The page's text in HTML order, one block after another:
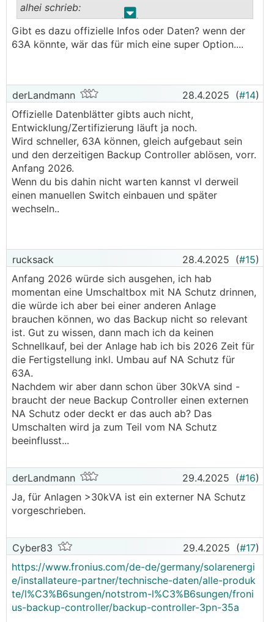
. .
alhei schrieb:
──────..
derLandmann schrieb: Mit dem größeren Backup
hast du dazu nähere Infos? Gibt es da irgendwo
auch ein Datenblatt? Gefunden habe ich nichts..
Würde er dann quasi "unterbrechungsfrei"
umschalten und gleichzeitig keinen zweiten
Anschluss dafür benötigen (AC-in, AC-out)?
───────────────
Jap, Anschlüsse sind gleich wie beim derzeitigen
Backup Controller, nur schneller und mehr
Gibt es dazu offizielle Infos oder Daten? wenn der
63A könnte, wär das für mich eine super Option....
derLandmann 28.4.2025 (#14)
Offizielle Datenblätter gibts auch nicht,
Entwicklung/Zertifizierung läuft ja noch.
Wird schneller, 63A können, gleich aufgebaut sein
und den derzeitigen Backup Controller ablösen, vorr.
Anfang 2026.
Wenn du bis dahin nicht warten kannst vl derweil
einen manuellen Switch einbauen und später
wechseln..
rucksack 28.4.2025 (#15)
Anfang 2026 würde sich ausgehen, ich hab
momentan eine Umschaltbox mit NA Schutz drinnen,
die würde ich aber bei einer anderen Anlage
brauchen können, wo das Backup nicht so relevant
ist. Gut zu wissen, dann mach ich da keinen
Schnellkauf, bei der Anlage hab ich bis 2026 Zeit für
die Fertigstellung inkl. Umbau auf NA Schutz für
63A.
Nachdem wir aber dann schon über 30kVA sind -
braucht der neue Backup Controller einen externen
NA Schutz oder deckt er das auch ab? Das
Umschalten wird ja zum Teil vom NA Schutz
beeinflusst...
derLandmann 29.4.2025 (#16)
Ja, für Anlagen >30kVA ist ein externer NA Schutz
vorgeschrieben.
Cyber83 29.4.2025 (#17)
https://www.fronius.com/de-de/germany/solarenergi
e/installateure-partner/technische-daten/alle-produk
te/l%C3%B6sungen/notstrom-l%C3%B6sungen/froni
us-backup-controller/backup-controller-3pn-35a